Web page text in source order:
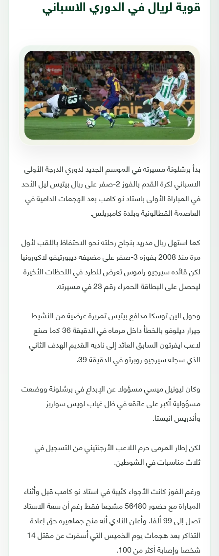
قوية لريال في الدوري الاسباني
بدأ برشلونة مسيرته في الموسم الجديد لدوري الدرجة الأولى
الاسباني لكرة القدم بالفوز 2-صفر على ريال بيتيس ليل الأحد
في المباراة الأولى باستاد نو كامب بعد الهجمات الدامية في
العاصمة القطالونية وبلدة كامبريلس.
كما استهل ريال مدريد بنجاح رحلته نحو الاحتفاظ باللقب لأول
مرة منذ 2008 بفوزه 3-صفر على مضيفه ديبورتيفو لاكورونيا
لكن قائده سيرجيو راموس تعرض للطرد في اللحظات الأخيرة
ليحصل على البطاقة الحمراء رقم 23 في مسيرته.
وحول الين توسكا مدافع بيتيس تمريرة عرضية من النشيط
جيرار ديلوفو بالخطأ داخل مرماه في الدقيقة 36 كما صنع
لاعب ايفرتون السابق العائد إلى ناديه القديم الهدف الثاني
الذي سجله سيرجيو روبرتو في الدقيقة 39.
وكان ليونيل ميسي مسؤولا عن الإبداع في برشلونة ووضعت
مسؤولية أكبر على عاتقه في ظل غياب لويس سواريز
وأندريس انيستا.
لكن إطار المرمى حرم اللاعب الأرجنتيني من التسجيل في
ثلاث مناسبات في الشوطين.
ورغم الفوز كانت الأجواء كئيبة في استاد نو كامب قبل وأثناء
المباراة مع حضور 56480 مشجعا فقط رغم أن سعة الاستاد
تصل إلى 99 ألفا. وأعلن النادي أنه منح جماهيره حق إعادة
التذاكر بعد هجمات يوم الخميس التي أسفرت عن مقتل 14
شخصا وإصابة أكثر من 100.